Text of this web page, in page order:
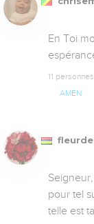
En Toi
11
AMEN
pour tel
telle est